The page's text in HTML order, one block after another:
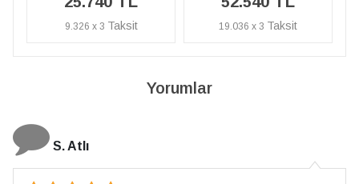
19.036 x 3 9.326 x 3
Yorumlar
N. Elçi